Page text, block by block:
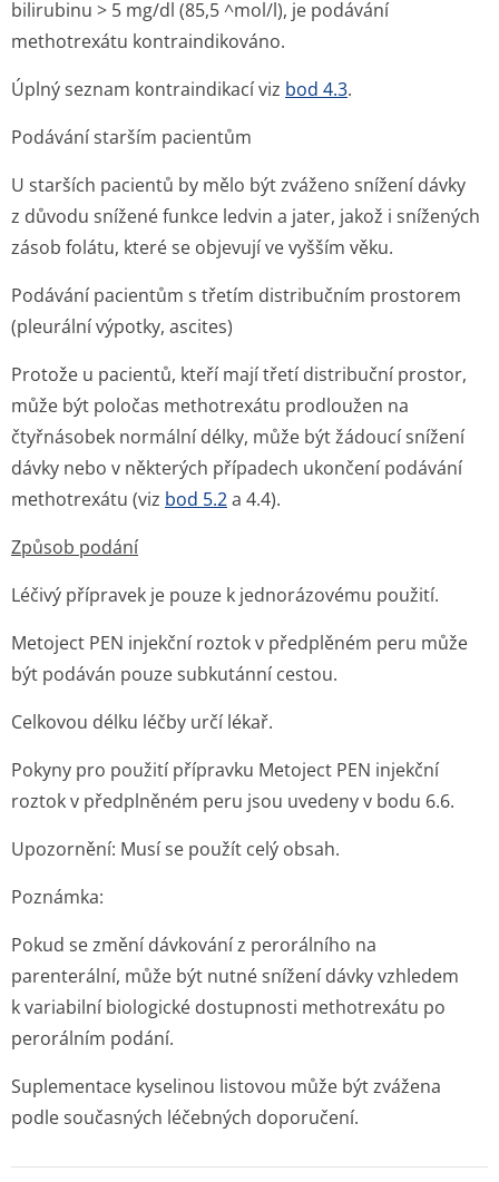
bilirubinu > 5 mg/dl (85,5 ^mol/l), je podávání
methotrexátu kontraindikováno.
Úplný seznam kontraindikací viz bod 4.3.
Podávání starším pacientům
U starších pacientů by mělo být zváženo snížení dávky
z důvodu snížené funkce ledvin a jater, jakož i snížených
zásob folátu, které se objevují ve vyšším věku.
Podávání pacientům s třetím distribučním prostorem
(pleurální výpotky, ascites)
Protože u pacientů, kteří mají třetí distribuční prostor,
může být poločas methotrexátu prodloužen na
čtyřnásobek normální délky, může být žádoucí snížení
dávky nebo v některých případech ukončení podávání
methotrexátu (viz bod 5.2a 4.4).
Způsob podání
Léčivý přípravek je pouze k jednorázovému použití.
Metoject PEN injekční roztok v předplěném peru může
být podáván pouze subkutánní cestou.
Celkovou délku léčby určí lékař.
Pokyny pro použití přípravku Metoject PEN injekční
roztok v předplněném peru jsou uvedeny v bodu 6.6.
Upozornění: Musí se použít celý obsah.
Poznámka:
Pokud se změní dávkování z perorálního na
parenterální, může být nutné snížení dávky vzhledem
k variabilní biologické dostupnosti methotrexátu po
perorálním podání.
Suplementace kyselinou listovou může být zvážena
podle současných léčebných doporučení.